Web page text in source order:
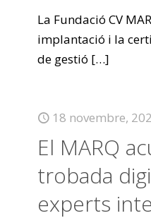
La Fundació CV
implantació i la
de gestió […]
18 novembre,
El MARQ
trobada
experts